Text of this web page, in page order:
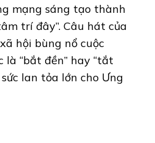
mạng sáng tạo thành
trí đây”. Câu hát của
hội bùng nổ cuộc
“bắt đền” hay “tắt
lan tỏa lớn cho Ưng